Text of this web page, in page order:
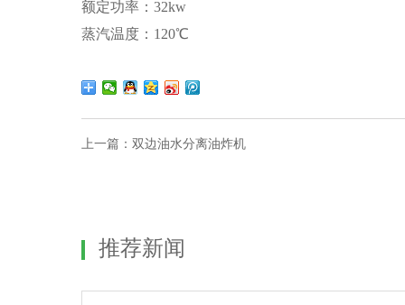
额定功率：32kw
蒸汽温度：120℃
上一篇： 双边油水分离油炸机
推荐新闻